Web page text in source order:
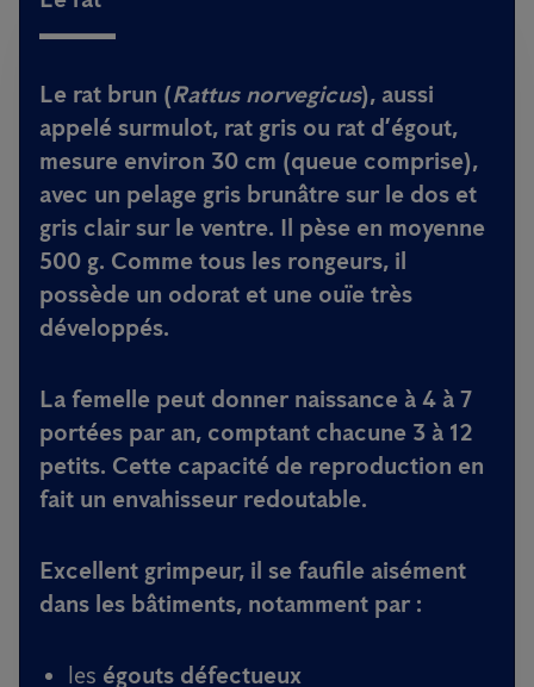
Le rat brun (Rattus norvegicus), aussi
appelé surmulot, rat gris ou rat d’égout,
mesure environ 30 cm (queue comprise),
avec un pelage gris brunâtre sur le dos et
gris clair sur le ventre. Il pèse en moyenne
500 g. Comme tous les rongeurs, il
possède un odorat et une ouïe très
développés.
La femelle peut donner naissance à 4 à 7
portées par an, comptant chacune 3 à 12
petits. Cette capacité de reproduction en
fait un envahisseur redoutable.
Excellent grimpeur, il se faufile aisément
dans les bâtiments, notamment par :
les égouts défectueux